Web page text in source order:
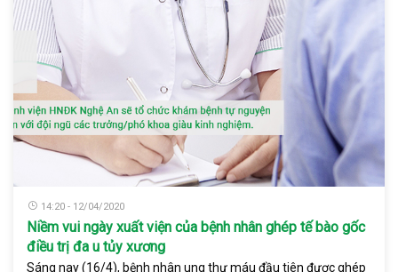
14:20 - 12/04/2020
Niềm vui ngày xuất viện của bệnh nhân ghép tế bào gốc
điều trị đa u tủy xương
Sáng nay (16/4), bệnh nhân ung thư máu đầu tiên được ghép